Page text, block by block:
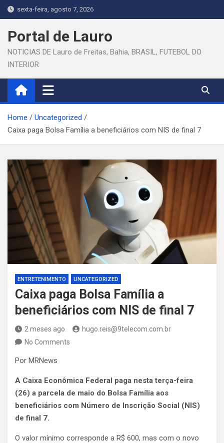
Skip
to
content
sexta-feira, agosto 7, 2026
Portal de Lauro
NOTICIAS DE Lauro de Freitas, Bahia, BRASIL, FUTEBOL DO
INTERIOR
Home
Uncategorized
Caixa paga Bolsa Família a beneficiários com NIS de final 7
ENTRETENIMENTO UNCATEGORIZED
Caixa paga Bolsa Família a
beneficiários com NIS de final 7
2 meses ago
hugo.reis@9telecom.com.br
No Comments
Por MRNews
A Caixa Econômica Federal paga nesta terça-feira
(26) a parcela de maio do Bolsa Família aos
beneficiários com Número de Inscrição Social (NIS)
de final 7.
O valor mínimo corresponde a R$ 600, mas com o novo